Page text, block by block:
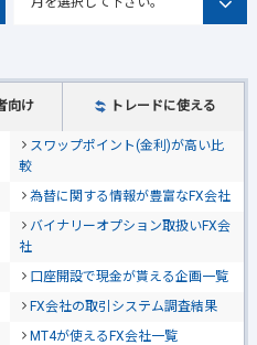
向け トレードに使える
スワップポイント(金利)が高い比
較
為替に関する情報が豊富なFX会社
バイナリーオプション取扱いFX会
社
口座開設で現金が貰える企画一覧
FX会社の取引システム調査結果
MT4が使えるFX会社一覧